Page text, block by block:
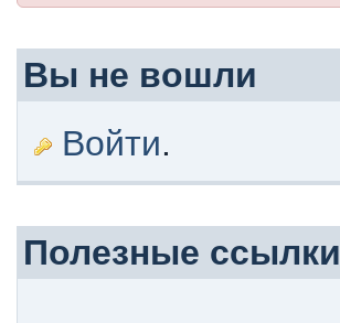
Вы не вошли
Войти.
Полезные ссылки